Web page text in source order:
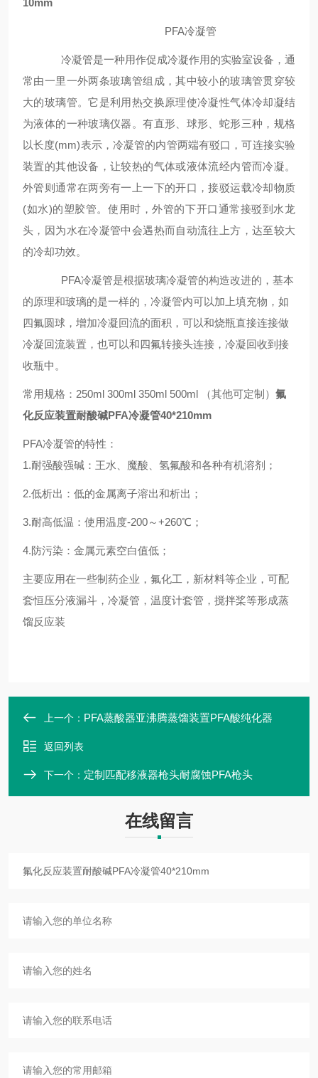
10mm
PFA冷凝管
冷凝管是一种用作促成冷凝作用的实验室设备，通
常由一里一外两条玻璃管组成，其中较小的玻璃管贯穿较
大的玻璃管。它是利用热交换原理使冷凝性气体冷却凝结
为液体的一种玻璃仪器。有直形、球形、蛇形三种，规格
以长度(mm)表示，冷凝管的内管两端有驳口，可连接实验
装置的其他设备，让较热的气体或液体流经内管而冷凝。
外管则通常在两旁有一上一下的开口，接驳运载冷却物质
(如水)的塑胶管。使用时，外管的下开口通常接驳到水龙
头，因为水在冷凝管中会遇热而自动流往上方，达至较大
的冷却功效。
PFA冷凝管是根据玻璃冷凝管的构造改进的，基本
的原理和玻璃的是一样的，冷凝管内可以加上填充物，如
四氟圆球，增加冷凝回流的面积，可以和烧瓶直接连接做
冷凝回流装置，也可以和四氟转接头连接，冷凝回收到接
收瓶中。
常用规格： 250ml 300ml 350ml 500ml （其他可定制） 氟
化反应装置耐酸碱PFA冷凝管40*210mm
PFA冷凝管的特性 ：
1.耐强酸强碱 ： 王水、魔酸、氢氟酸和各种有机溶剂；
2.低析出： 低的金属离子溶出和析出；
3.耐高低温：使用温度-200～+260℃；
4.防污染：金属元素空白值低；
主要应用在一些制药企业，氟化工，新材料等企业，可配
套恒压分液漏斗，冷凝管，温度计套管，搅拌桨等形成蒸
馏反应装
上一个： PFA蒸酸器亚沸腾蒸馏装置PFA酸纯化器
返回列表
下一个： 定制匹配移液器枪头耐腐蚀PFA枪头
在线留言